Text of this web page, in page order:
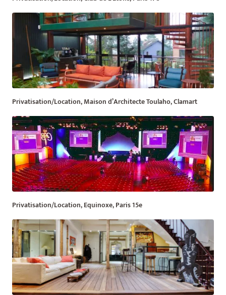
Privatisation/Location, Maison d’Architecte Toulaho, Clamart
Privatisation/Location, Equinoxe, Paris 15e